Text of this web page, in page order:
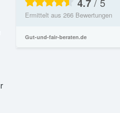
Ermittelt aus 266 Bewertungen
Gut-und-fair-beraten.de